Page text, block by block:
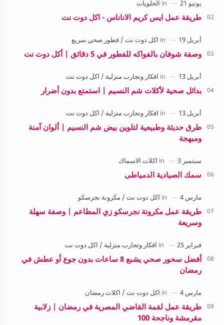
طريقة عمل ايس كريم الاناناس - اكل دوت نت
وصفة شوفان بالفواكه للفطور في 5 دقائق | أكل دوت نت
بدائل صحية لأكلات شم النسيم | استمتع بدون أضرار
طرق حديثة وطبيعية لتلوين بيض شم النسيم | ألوان آمنة
ومبهجة
سمك الصيادية الدمياطى
طريقة عمل مكرونة نجرسكو زي المطاعم | وصفة سهلة
وسريعة
أفضل سحور صحي يشبع 8 ساعات بدون جوع أو عطش في
رمضان
طريقة عمل لقمة القاضي المصرية في رمضان | زلابية
مقرمشة وناجحة 100